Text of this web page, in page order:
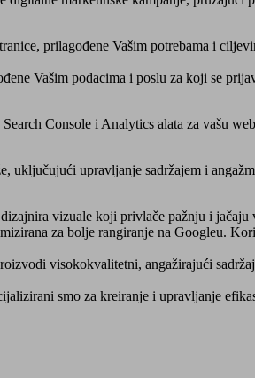
prilagođene Vašim potrebama i
Vašim podacima i poslu za koji se
Console i Analytics alata za vašu
uključujući upravljanje sadržajem i
vizuale koji privlače pažnju i jačaju
za bolje rangiranje na Googleu.
visokokvalitetni, angažirajući
smo za kreiranje i upravljanje